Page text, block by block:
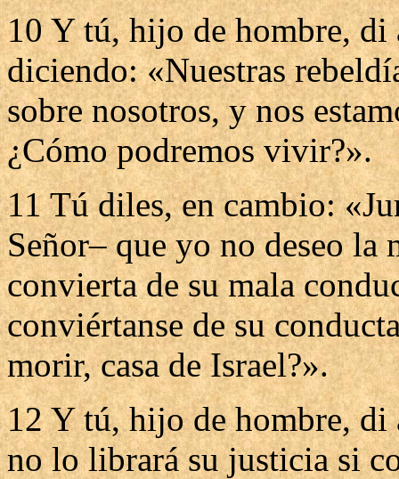
10 Y tú, hijo de hombre, di
diciendo: «Nuestras
sobre nosotros, y nos
¿Cómo podremos vivir?».
11 Tú diles, en cambio:
Señor– que yo no deseo la
convierta de su mala
conviértanse de su
morir, casa de Israel?».
12 Y tú, hijo de hombre, di
no lo librará su justicia si